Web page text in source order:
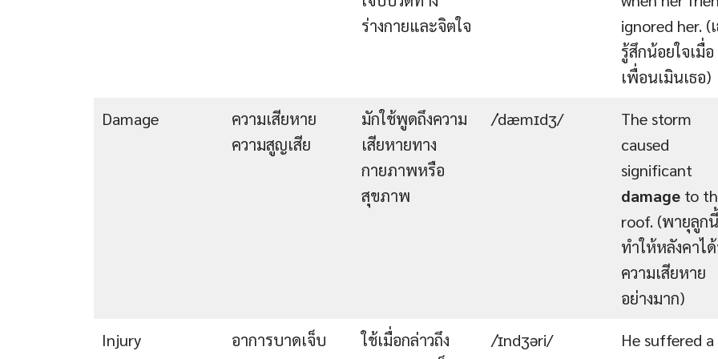
ร่างกายและจิตใจ
ignored her. (
รู้สึกน้อยใจเมื่อ
เพื่อนเมินเธอ)
Damage
ความเสียหาย
ความสูญเสีย
มักใช้พูดถึงความ
เสียหายทาง
กายภาพหรือ
สุขภาพ
/ˈdæmɪdʒ/
The storm
caused
significant
damage to
roof. (พายุลูกนี้
ทำให้หลังคาไ
ความเสียหาย
อย่างมาก)
Injury
อาการบาดเจ็บ
ใช้เมื่อกล่าวถึง
/ˈɪndʒəri/
He suffered a